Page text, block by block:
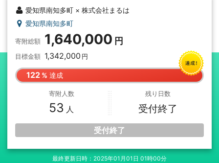
愛知県南知多町 × 株式会社まるは
愛知県南知多町
寄附総額 1,640,000
122 達成
目標金額 1,342,000
寄附人数
53
残り日数
受付終了
受付終了
最終更新日時：2025年01月01日 01時00分